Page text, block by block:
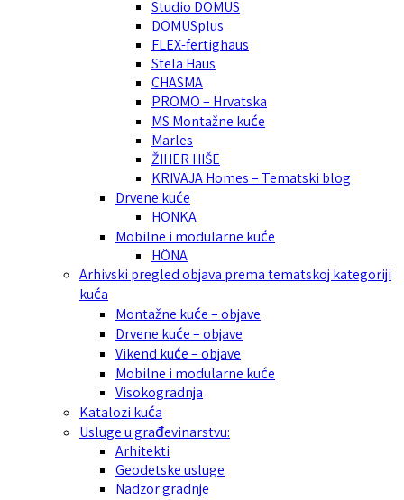
Studio DOMUS
DOMUSplus
FLEX-fertighaus
Stela Haus
CHASMA
PROMO – Hrvatska
MS Montažne kuće
Marles
ŽIHER HIŠE
KRIVAJA Homes – Tematski blog
Drvene kuće
HONKA
Mobilne i modularne kuće
HÖNA
Arhivski pregled objava prema tematskoj kategoriji
kuća
Montažne kuće – objave
Drvene kuće – objave
Vikend kuće – objave
Mobilne i modularne kuće
Visokogradnja
Katalozi kuća
Usluge u građevinarstvu:
Arhitekti
Geodetske usluge
Nadzor gradnje